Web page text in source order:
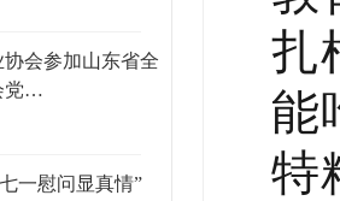
会参加山东省全
党…
一慰问显真情”
扎
能
特